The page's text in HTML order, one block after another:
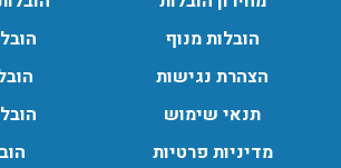
הובלות מנוף בפרדס חנה:
תכולת דירה שלמה עם מנוף.
עודכן לאחרונה: 24/02/2026, 10:42
הובלות מנוף
הצהרת נגישות
תנאי שימוש
מדיניות פרטיות